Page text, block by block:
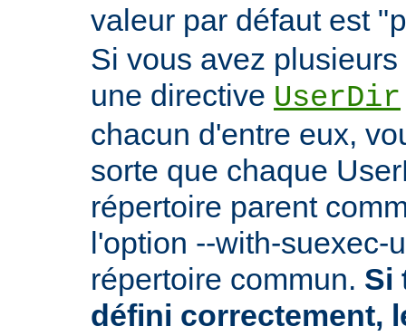
valeur par défaut est "
Si vous avez
une directive UserDir
chacun d'entre eux,
sorte que chaque
répertoire parent
l'option --with-suexec-
répertoire commun. Si
défini correctement,